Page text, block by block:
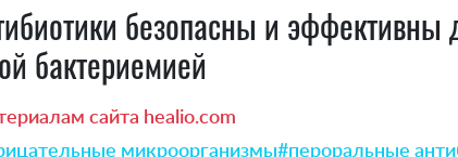
безопасны и эффективны
бактериемией
сайта healio.com
микроорганизмы#пероральные